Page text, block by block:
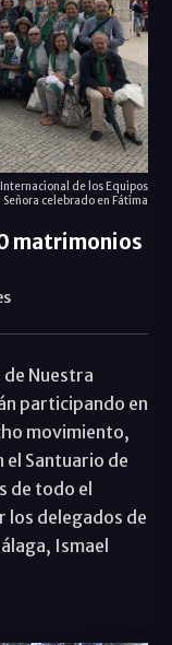
de los Equipos
celebrado en Fátima
matrimonios
Nuestra
participando en
movimiento,
el Santuario de
de todo el
los delegados de
Ismael